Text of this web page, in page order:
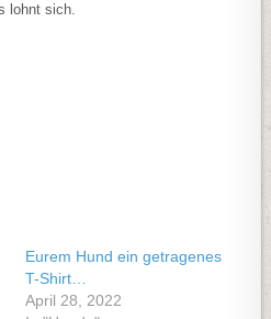
lohnt sich.
Eurem Hund ein getragenes
T-Shirt…
April 28, 2022